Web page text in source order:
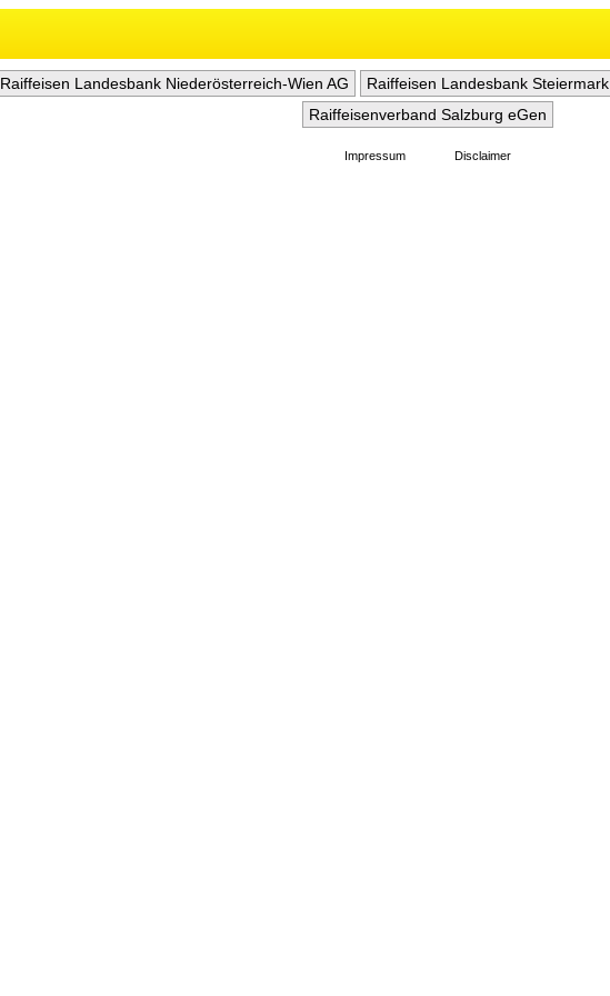
Raiffeisen Landesbank Niederösterreich-Wien AG Raiffeisen Landesbank Steiermark
Raiffeisenverband Salzburg eGen
Impressum Disclaimer